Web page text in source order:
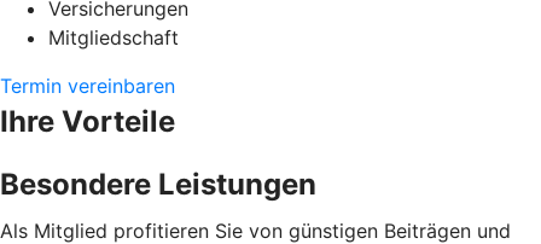
Versicherungen
Mitgliedschaft
Termin vereinbaren
Ihre Vorteile
Besondere Leistungen
Als Mitglied profitieren Sie von günstigen Beiträgen und